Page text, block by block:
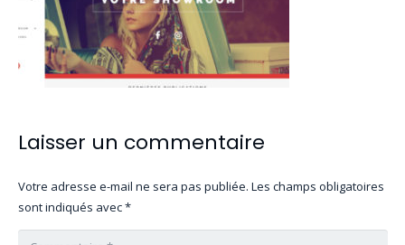
Laisser un commentaire
Votre adresse e-mail ne sera pas publiée. Les champs obligatoires
sont indiqués avec*